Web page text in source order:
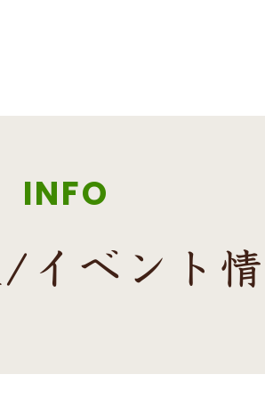
INFO
イベント